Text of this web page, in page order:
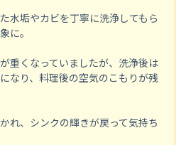
水垢やカビを丁寧に洗浄してもら
に。
重くなっていましたが、洗浄後は
なり、料理後の空気のこもりが残
れ、シンクの輝きが戻って気持ち